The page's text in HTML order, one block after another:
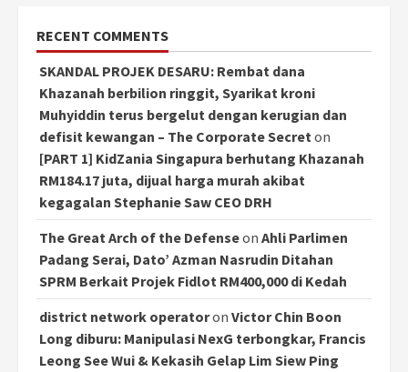
RECENT COMMENTS
SKANDAL PROJEK DESARU: Rembat dana
Khazanah berbilion ringgit, Syarikat kroni
Muhyiddin terus bergelut dengan kerugian dan
defisit kewangan – The Corporate Secreton
[PART 1] KidZania Singapura berhutang Khazanah
RM184.17 juta, dijual harga murah akibat
kegagalan Stephanie Saw CEO DRH
The Great Arch of the Defenseon Ahli Parlimen
Padang Serai, Dato’ Azman Nasrudin Ditahan
SPRM Berkait Projek Fidlot RM400,000 di Kedah
district network operatoron Victor Chin Boon
Long diburu: Manipulasi NexG terbongkar, Francis
Leong See Wui & Kekasih Gelap Lim Siew Ping